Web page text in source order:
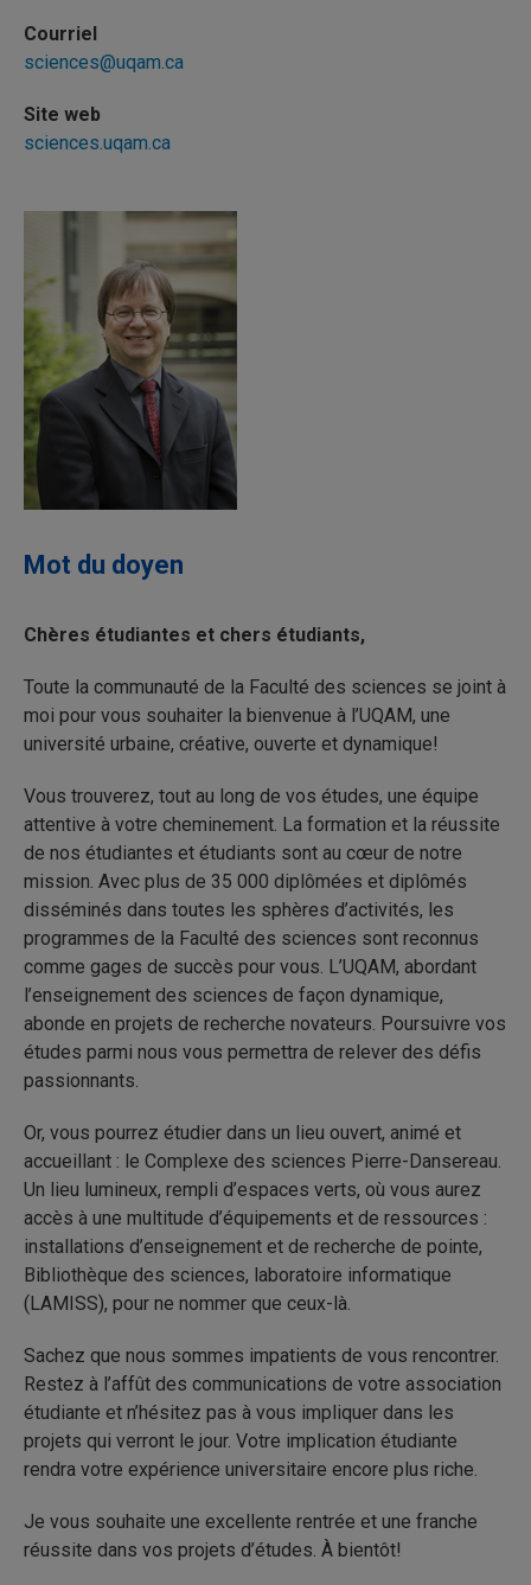
Courriel
sciences@uqam.ca
Site web
sciences.uqam.ca
Mot du doyen
Chères étudiantes et chers étudiants,
Toute la communauté de la Faculté des sciences se joint à
moi pour vous souhaiter la bienvenue à l’UQAM, une
université urbaine, créative, ouverte et dynamique!
Vous trouverez, tout au long de vos études, une équipe
attentive à votre cheminement. La formation et la réussite
de nos étudiantes et étudiants sont au cœur de notre
mission. Avec plus de 35 000 diplômées et diplômés
disséminés dans toutes les sphères d’activités, les
programmes de la Faculté des sciences sont reconnus
comme gages de succès pour vous. L’UQAM, abordant
l’enseignement des sciences de façon dynamique,
abonde en projets de recherche novateurs. Poursuivre vos
études parmi nous vous permettra de relever des défis
passionnants.
Or, vous pourrez étudier dans un lieu ouvert, animé et
accueillant : le Complexe des sciences Pierre-Dansereau.
Un lieu lumineux, rempli d’espaces verts, où vous aurez
accès à une multitude d’équipements et de ressources :
installations d’enseignement et de recherche de pointe,
Bibliothèque des sciences, laboratoire informatique
(LAMISS), pour ne nommer que ceux-là.
Sachez que nous sommes impatients de vous rencontrer.
Restez à l’affût des communications de votre association
étudiante et n’hésitez pas à vous impliquer dans les
projets qui verront le jour. Votre implication étudiante
rendra votre expérience universitaire encore plus riche.
Je vous souhaite une excellente rentrée et une franche
réussite dans vos projets d’études. À bientôt!